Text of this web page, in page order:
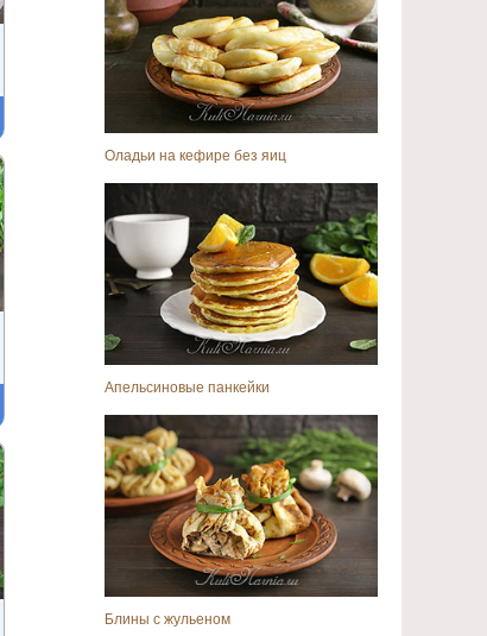
Оладьи на кефире без яиц
Апельсиновые панкейки
Блины с жульеном